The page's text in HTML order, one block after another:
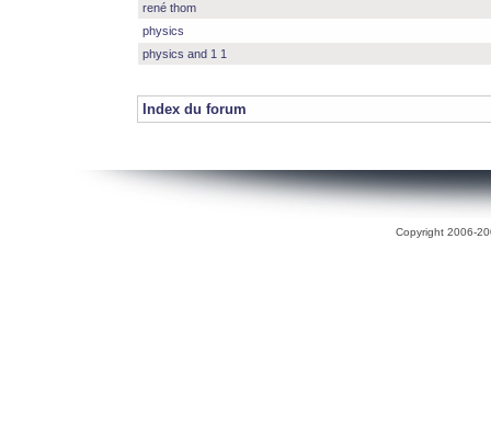
rené thom
physics
physics and 1 1
Index du forum
Copyright 2006-